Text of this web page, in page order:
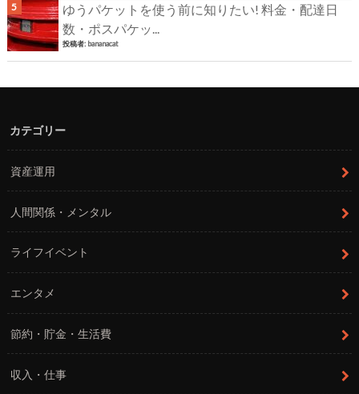
ゆうパケットを使う前に知りたい! 料金・配達日
数・ポスパケッ...
投稿者: bananacat
カテゴリー
資産運用
人間関係・メンタル
ライフイベント
エンタメ
節約・貯金・生活費
収入・仕事